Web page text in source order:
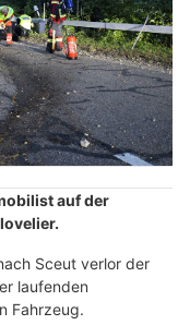
auf der
Sceut verlor der
laufenden
Fahrzeug.